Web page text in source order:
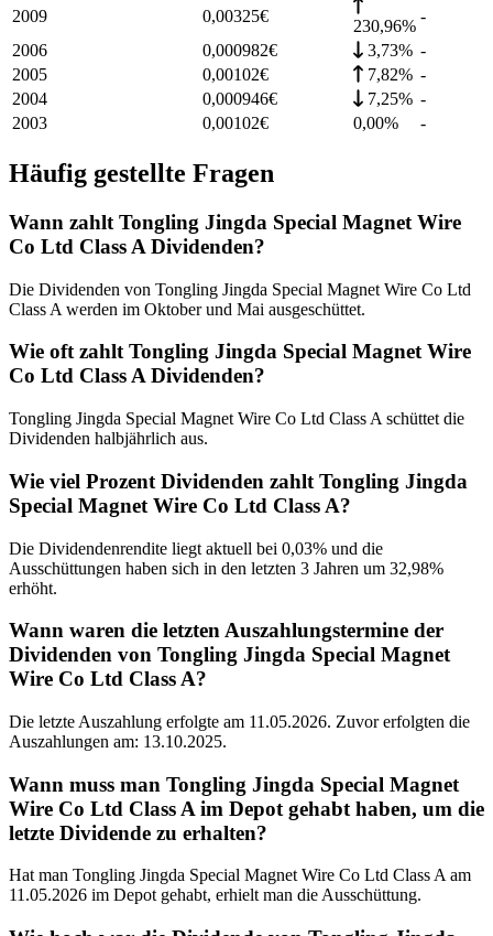
2009
0,00325€
230,96%
-
2006
0,000982€ 3,73% -
2005
0,00102€ 7,82% -
2004
0,000946€ 7,25% -
2003
0,00102€ 0,00% -
Häufig gestellte Fragen
Wann zahlt Tongling Jingda Special Magnet Wire
Co Ltd Class A Dividenden?
Die Dividenden von Tongling Jingda Special Magnet Wire Co Ltd
Class A werden im Oktober und Mai ausgeschüttet.
Wie oft zahlt Tongling Jingda Special Magnet Wire
Co Ltd Class A Dividenden?
Tongling Jingda Special Magnet Wire Co Ltd Class A schüttet die
Dividenden halbjährlich aus.
Wie viel Prozent Dividenden zahlt Tongling Jingda
Special Magnet Wire Co Ltd Class A?
Die Dividendenrendite liegt aktuell bei 0,03% und die
Ausschüttungen haben sich in den letzten 3 Jahren um 32,98%
erhöht.
Wann waren die letzten Auszahlungstermine der
Dividenden von Tongling Jingda Special Magnet
Wire Co Ltd Class A?
Die letzte Auszahlung erfolgte am 11.05.2026. Zuvor erfolgten die
Auszahlungen am: 13.10.2025.
Wann muss man Tongling Jingda Special Magnet
Wire Co Ltd Class A im Depot gehabt haben, um die
letzte Dividende zu erhalten?
Hat man Tongling Jingda Special Magnet Wire Co Ltd Class A am
11.05.2026 im Depot gehabt, erhielt man die Ausschüttung.